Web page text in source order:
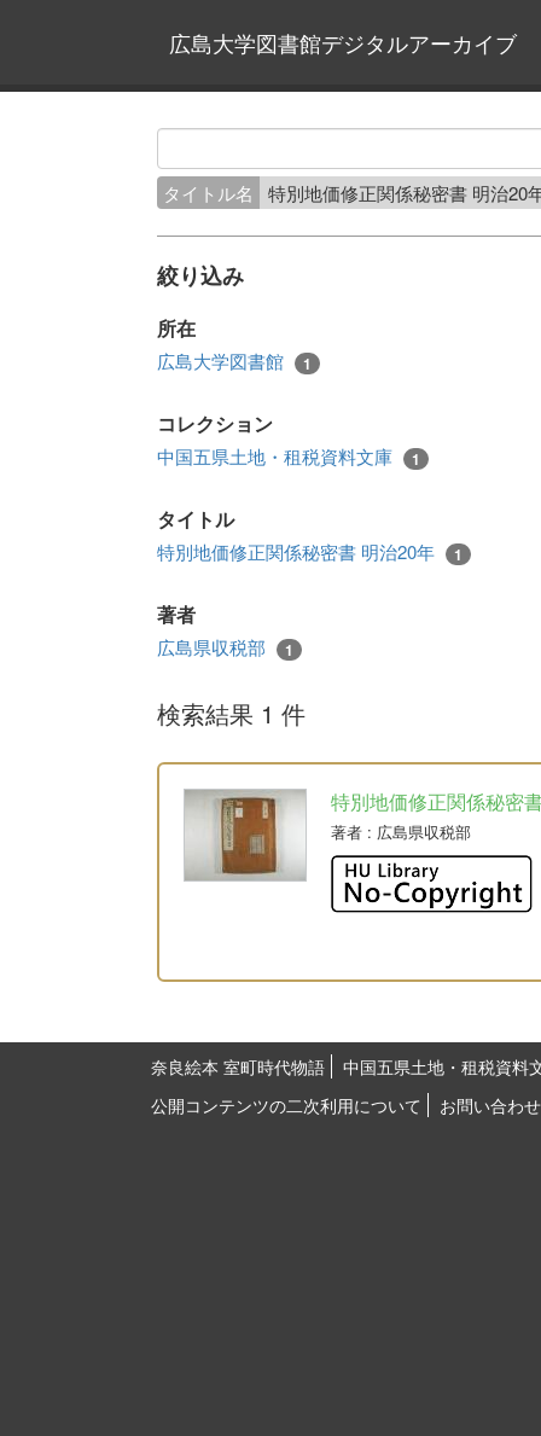
広島大学図書館デジタルアーカイブ
タイトル名 特別地価修正関係秘密書 明治20
絞り込み
所在
広島大学図書館 1
コレクション
中国五県土地・租税資料文庫 1
タイトル
特別地価修正関係秘密書 明治20年 1
著者
広島県収税部 1
検索結果 1 件
特別地価修正関係秘密
著者 : 広島県収税部
奈良絵本 室町時代物語
中国五県土地・租税資料
公開コンテンツの二次利用について
お問い合わせ